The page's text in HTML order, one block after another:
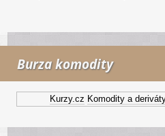
Burza komodity
Kurzy.cz Komodity a deriváty